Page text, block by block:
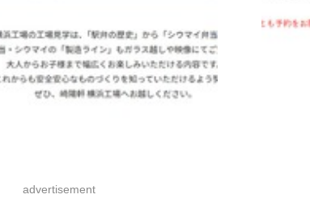
advertisement